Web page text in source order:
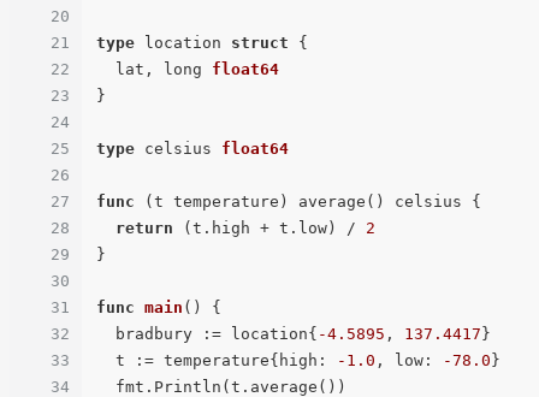
20
21
22
23
24
25
26
27
28
29
30
31
32
33
34
type location struct {
  lat, long
float64
}
type celsius float64
func (t temperature)
average() celsius {
return (t.high + t.low) / 2
}
func main ()
{
  bradbury := location{
-4.5895 , 137.4417 }
  t := temperature{high:
-1.0 , low: -78.0 }